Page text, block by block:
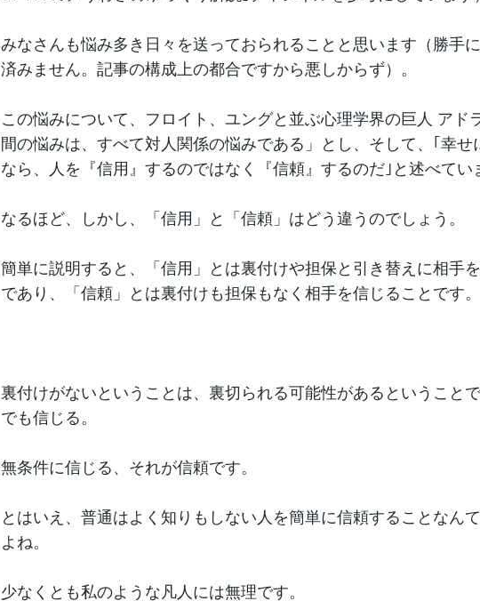
みなさんも悩み多き日々を送っておられることと思います（勝手
済みません。記事の構成上の都合ですから悪しからず）。
この悩みについて、フロイト、ユングと並ぶ心理学界の巨人 アド
間の悩みは、すべて対人関係の悩みである」とし、そして、｢幸せ
なら、人を『信用』するのではなく『信頼』するのだ｣と述べてい
なるほど、しかし、「信用」と「信頼」はどう違うのでしょう。
簡単に説明すると、「信用」とは裏付けや担保と引き替えに相手
であり、「信頼」とは裏付けも担保もなく相手を信じることです。
裏付けがないということは、裏切られる可能性があるということ
でも信じる。
無条件に信じる、それが信頼です。
とはいえ、普通はよく知りもしない人を簡単に信頼することなん
よね。
少なくとも私のような凡人には無理です。